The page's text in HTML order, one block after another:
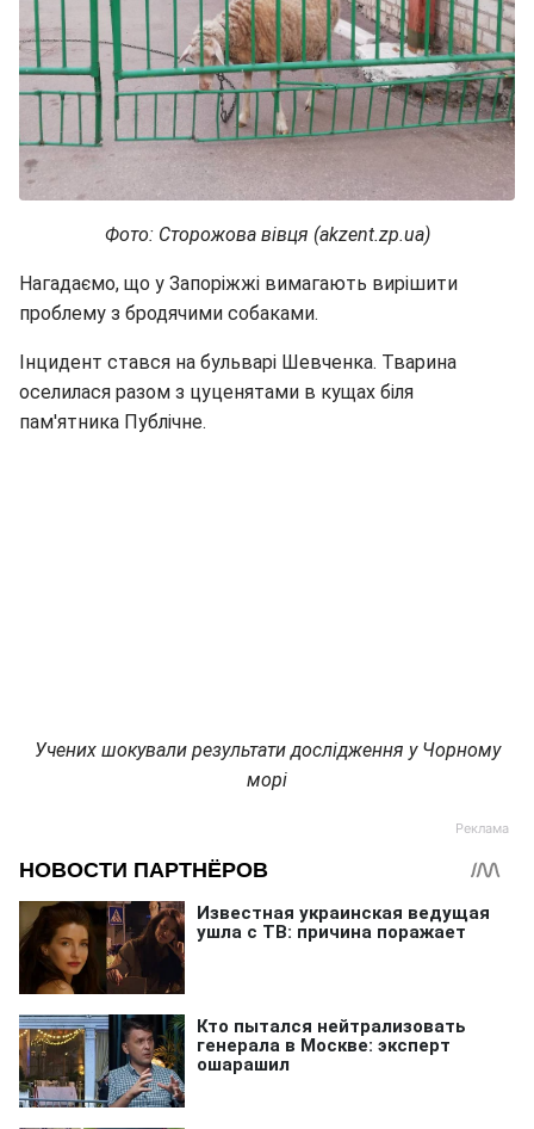
Фото: Сторожова вівця (akzent.zp.ua)
Нагадаємо, що у Запоріжжі вимагають вирішити
проблему з бродячими собаками.
Інцидент стався на бульварі Шевченка. Тварина
оселилася разом з цуценятами в кущах біля
пам'ятника Публічне.
Учених шокували результати дослідження у Чорному
морі